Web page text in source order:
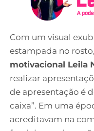
Com um visual
estampada no rosto,
motivacional Leila
realizar
de apresentação é
caixa”. Em uma
acreditavam na